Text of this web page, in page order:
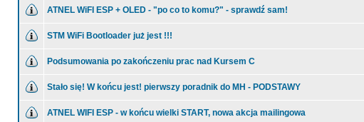
ATNEL WiFI ESP + OLED - "po co to komu?" - sprawdź sam!
STM WiFi Bootloader już jest !!!
Podsumowania po zakończeniu prac nad Kursem C
Stało się! W końcu jest! pierwszy poradnik do MH - PODSTAWY
ATNEL WIFI ESP - w końcu wielki START, nowa akcja mailingowa